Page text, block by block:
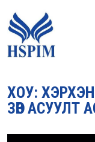
ХОУ:
ЗӨВ АСУУЛТ